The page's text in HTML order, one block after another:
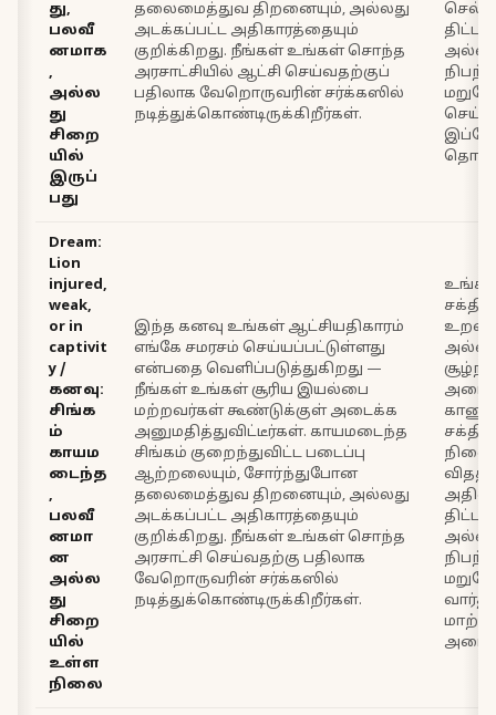
து,
பலவீ
னமாக
,
அல்ல
து
சிறை
யில்
இருப்
பது
தலைமைத்துவ திறனையும், அல்லது
அடக்கப்பட்ட அதிகாரத்தையும்
குறிக்கிறது. நீங்கள் உங்கள் சொந்த
அரசாட்சியில் ஆட்சி செய்வதற்குப்
பதிலாக வேறொருவரின் சர்க்கஸில்
நடித்துக்கொண்டிருக்கிறீர்கள்.
Dream:
Lion
injured,
weak,
or in
captivit
y /
கனவு:
சிங்க
ம்
காயம
டைந்த
,
பலவீ
னமா
ன
அல்ல
து
சிறை
யில்
உள்ள
நிலை
இந்த கனவு உங்கள் ஆட்சியதிகாரம்
எங்கே சமரசம் செய்யப்பட்டுள்ளது
என்பதை வெளிப்படுத்துகிறது —
நீங்கள் உங்கள் சூரிய இயல்பை
மற்றவர்கள் கூண்டுக்குள் அடைக்க
அனுமதித்துவிட்டீர்கள். காயமடைந்த
சிங்கம் குறைந்துவிட்ட படைப்பு
ஆற்றலையும், சோர்ந்துபோன
தலைமைத்துவ திறனையும், அல்லது
அடக்கப்பட்ட அதிகாரத்தையும்
குறிக்கிறது. நீங்கள் உங்கள் சொந்த
அரசாட்சி செய்வதற்கு பதிலாக
வேறொருவரின் சர்க்கஸில்
நடித்துக்கொண்டிருக்கிறீர்கள்.
மாற்றி